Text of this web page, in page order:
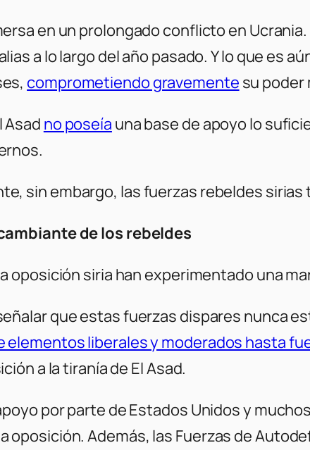
en un prolongado conflicto en
a lo largo del año pasado. Y lo que es
comprometiendo gravemente su poder
Asad no poseía una base de apoyo lo
sin embargo, las fuerzas rebeldes
de los rebeldes
oposición siria han experimentado una
que estas fuerzas dispares nunca
elementos liberales y moderados hasta
a la tiranía de El Asad.
por parte de Estados Unidos y
oposición. Además, las Fuerzas de